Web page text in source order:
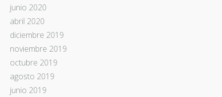
junio 2020
abril 2020
diciembre 2019
noviembre 2019
octubre 2019
agosto 2019
junio 2019